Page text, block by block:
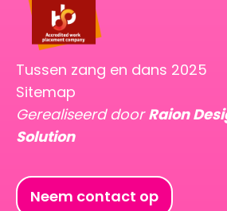
Neem contact op
Tussen zang en dans 2025
Sitemap
Gerealiseerd doorRaion
Solution